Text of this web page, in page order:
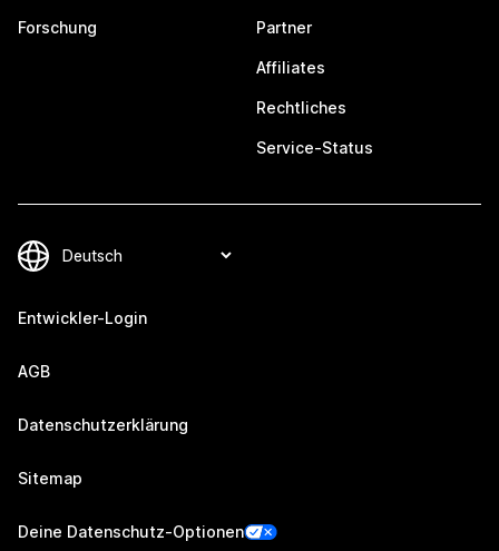
Forschung Partner
Affiliates
Rechtliches
Service-Status
Entwickler-Login
AGB
Datenschutzerklärung
Sitemap
Deine Datenschutz-Optionen